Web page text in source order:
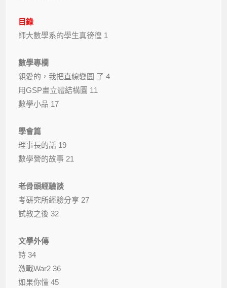
目錄
師大數學系的學生真徬徨 1
數學專欄
親愛的，我把直線變圓 了 4
用GSP畫立體結構圖 11
數學小品 17
學會篇
理事長的話 19
數學營的故事 21
老骨頭經驗談
考硏究所經驗分享 27
試教之後 32
文學外傳
詩 34
激戰War2 36
如果你懂 45